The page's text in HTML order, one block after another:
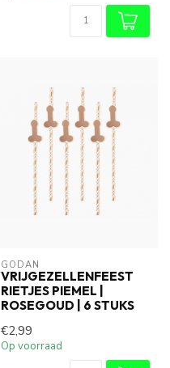
GODAN
VRIJGEZELLENFEEST
RIETJES PIEMEL |
ROSEGOUD | 6 STUKS
€2,99
Op voorraad